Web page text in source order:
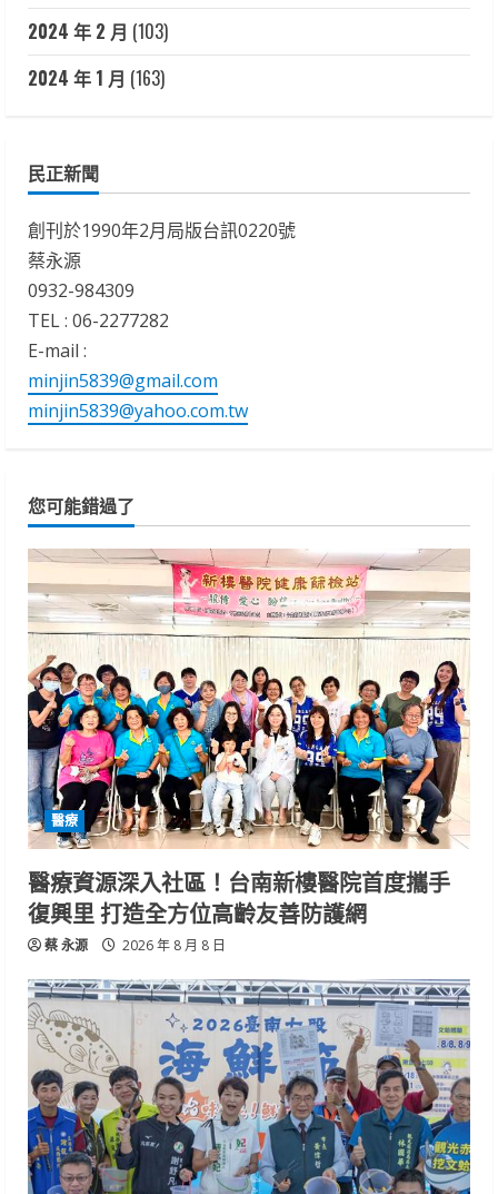
2024 年 2 月 (103)
2024 年 1 月 (163)
民正新聞
創刊於1990年2月局版台訊0220號
蔡永源
0932-984309
TEL : 06-2277282
E-mail :
minjin5839@gmail.com
minjin5839@yahoo.com.tw
您可能錯過了
醫療
醫療資源深入社區！台南新樓醫院首度攜手
復興里 打造全方位高齡友善防護網
蔡 永源 2026 年 8 月 8 日